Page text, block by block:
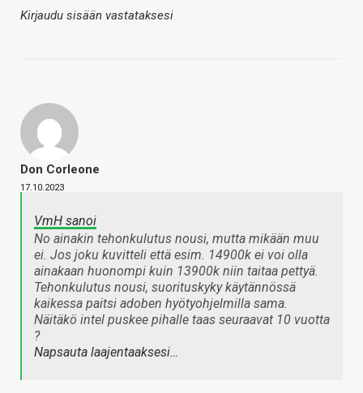
Kirjaudu sisään vastataksesi
Don Corleone
17.10.2023
VmH sanoi
No ainakin tehonkulutus nousi, mutta mikään muu
ei. Jos joku kuvitteli että esim. 14900k ei voi olla
ainakaan huonompi kuin 13900k niin taitaa pettyä.
Tehonkulutus nousi, suorituskyky käytännössä
kaikessa paitsi adoben hyötyohjelmilla sama.
Näitäkö intel puskee pihalle taas seuraavat 10 vuotta
?
Napsauta laajentaaksesi…